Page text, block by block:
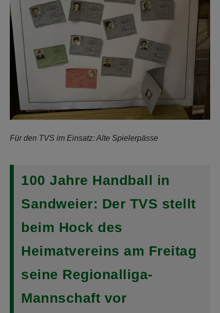
Für den TVS im Einsatz: Alte Spielerpässe
100 Jahre Handball in
Sandweier: Der TVS stellt
beim Hock des
Heimatvereins am Freitag
seine Regionalliga-
Mannschaft vor